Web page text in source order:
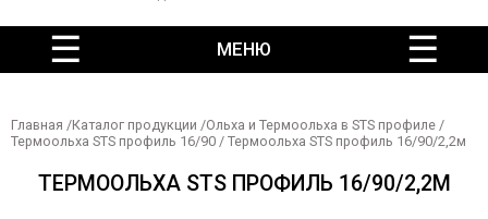
МЕНЮ
Главная /Каталог продукции /Ольха и Термоольха в STS профиле /
Термоольха STS профиль 16/90 / Термоольха STS профиль 16/90/2,2м
ТЕРМООЛЬХА STS ПРОФИЛЬ 16/90/2,2М